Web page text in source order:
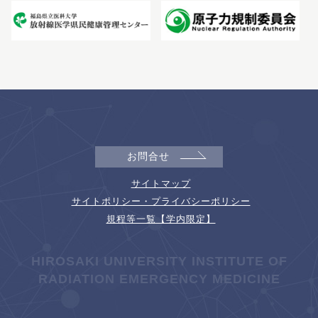
お問合せ
サイトマップ
サイトポリシー・プライバシーポリシー
規程等一覧【学内限定】
HIROSAKI UNIVERSITY INSTITUTE OF
RADIATION EMERGENCY MEDICINE